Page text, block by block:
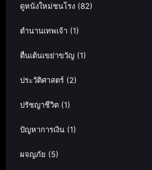
ดูหนังใหม่ชนโรง (82)
ตำนานเทพเจ้า (1)
ตื่นเต้นเขย่าขวัญ (1)
ประวัติศาสตร์ (2)
ปรัชญาชีวิต (1)
ปัญหาการเงิน (1)
ผจญภัย (5)